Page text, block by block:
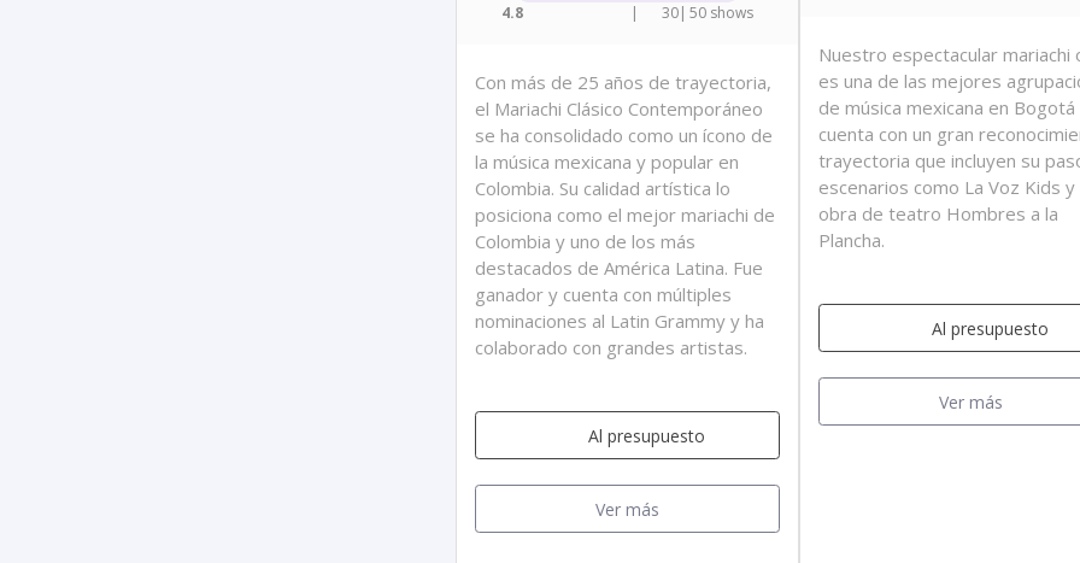
4.8
| 30| 50 shows
Con más de 25 años de trayectoria,
el Mariachi Clásico Contemporáneo
se ha consolidado como un ícono de
la música mexicana y popular en
Colombia. Su calidad artística lo
posiciona como el mejor mariachi de
Colombia y uno de los más
destacados de América Latina. Fue
ganador y cuenta con múltiples
nominaciones al Latin Grammy y ha
colaborado con grandes artistas.
Al presupuesto
Ver más
Nuestro espectacular mariachi
es una de las mejores
de música mexicana en Bogotá
cuenta con un gran
trayectoria que incluyen su
escenarios como La Voz Kids y
obra de teatro Hombres a la
Plancha.
Al presupuesto
Ver más